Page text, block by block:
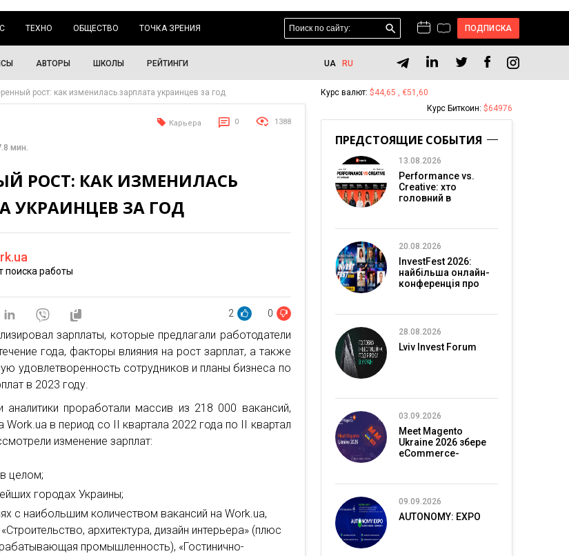
ТЕХНО ОБЩЕСТВО ТОЧКА ЗРЕНИЯ ПОДПИСКА
АВТОРЫ ШКОЛЫ РЕЙТИНГИ UA RU
рост: как изменилась зарплата украинцев за год
Карьера 0 1388
мин.
РОСТ: КАК ИЗМЕНИЛАСЬ
УКРАИНЦЕВ ЗА ГОД
поиска работы
2 0
зарплаты, которые предлагали работодатели
года, факторы влияния на рост зарплат, а также
удовлетворенность сотрудников и планы бизнеса по
в 2023 году.
аналитики проработали массив из 218 000 вакансий,
в период со ІІ квартала 2022 года по ІІ квартал
изменение зарплат:
целом;
городах Украины;
с наибольшим количеством вакансий на Work.ua,
архитектура, дизайн интерьера» (плюс
промышленность), «Гостинично-
Курс валют: $44,65 , €51,60
Курс Биткоин: $64976
ПРЕДСТОЯЩИЕ СОБЫТИЯ
13.08.2026
Performance vs.
Creative: хто
головний в
20.08.2026
InvestFest 2026:
найбільша онлайн-
конференція про
28.08.2026
Lviv Invest Forum
03.09.2026
Meet Magento
Ukraine 2026 збере
eCommerce-
09.09.2026
AUTONOMY: EXPO